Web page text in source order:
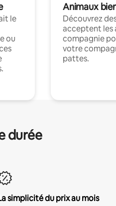
le
ou
Animaux
Découvrez
acceptent les
compagnie
votre
pattes.
durée
simplicité du prix au mois